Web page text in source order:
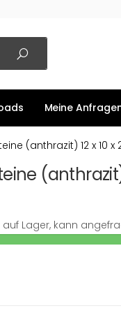
Meine
(anthrazit) 12 x 10
(anthrazit)
Lager, kann